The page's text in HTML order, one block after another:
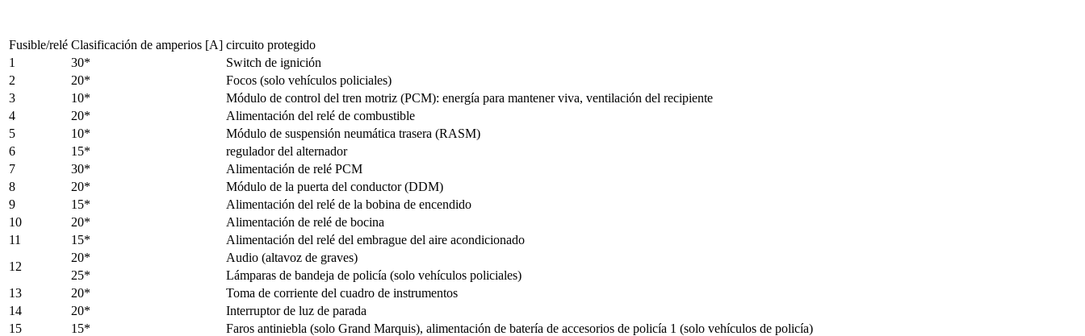
Fusible/relé Clasificación de amperios [A] circuito protegido
1
30*
Switch de ignición
2
20*
Focos (solo vehículos policiales)
3
10*
Módulo de control del tren motriz (PCM): energía para mantener viva, ventilación del recipiente
4
20*
Alimentación del relé de combustible
5
10*
Módulo de suspensión neumática trasera (RASM)
6
15*
regulador del alternador
7
30*
Alimentación de relé PCM
8
20*
Módulo de la puerta del conductor (DDM)
9
15*
Alimentación del relé de la bobina de encendido
10
20*
Alimentación de relé de bocina
11
15*
Alimentación del relé del embrague del aire acondicionado
12
20*
Audio (altavoz de graves)
25*
Lámparas de bandeja de policía (solo vehículos policiales)
13
20*
Toma de corriente del cuadro de instrumentos
14
20*
Interruptor de luz de parada
15
15*
Faros antiniebla (solo Grand Marquis), alimentación de batería de accesorios de policía 1 (solo vehículos de policía)